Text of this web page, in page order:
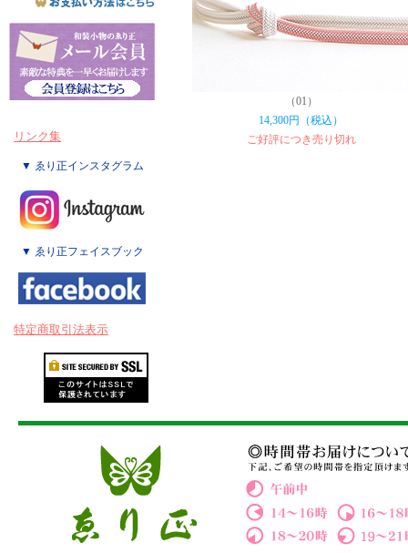
リンク集
▼ ゑり正インスタグラム
▼ ゑり正フェイスブック
特定商取引法表示
（01）
14,300円（税込）
ご好評につき売り切れ